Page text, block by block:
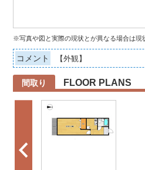
※写真や図と実際の現状とが異なる場合は現
コメント 【外観】
間取り FLOOR PLANS